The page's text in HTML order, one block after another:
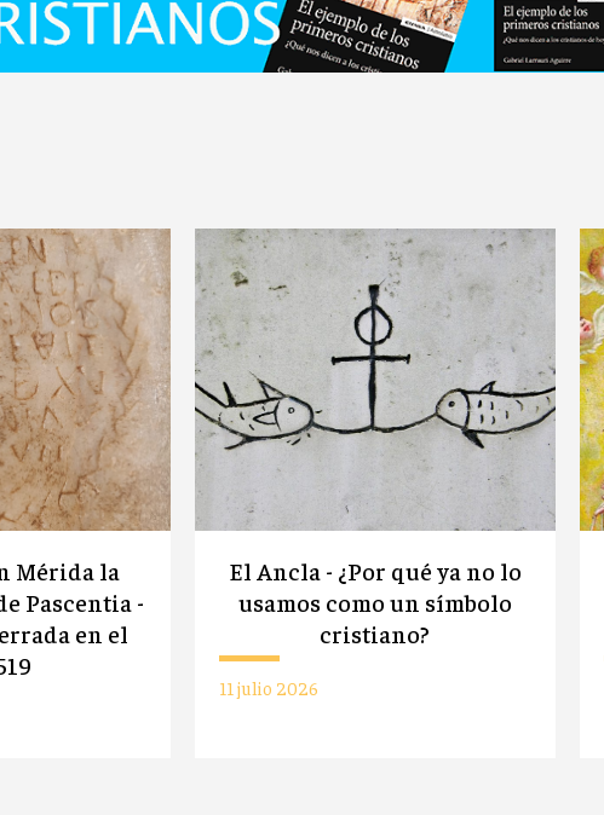
Mérida la
Pascentia -
en el
El Ancla - ¿Por qué ya no lo
usamos como un símbolo
cristiano?
11 julio 2026